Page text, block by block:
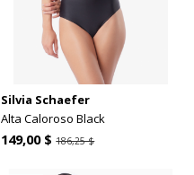
Silvia Schaefer
Alta Caloroso Black
149,00 $186,25 $